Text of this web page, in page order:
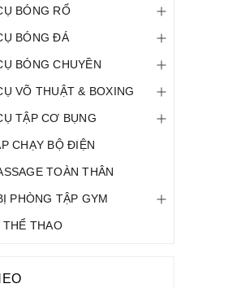
BÓNG RỔ
BÓNG ĐÁ
BÓNG CHUYỀN
VÕ THUẬT & BOXING
TẬP CƠ BỤNG
CHẠY BỘ ĐIỆN
TOÀN THÂN
PHÒNG TẬP GYM
THAO